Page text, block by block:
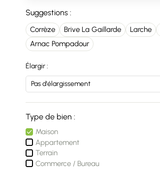
Suggestions :
Corrèze Brive La Gaillarde Larche
Arnac Pompadour
Élargir :
Type de bien :
Maison
Appartement
Terrain
Commerce / Bureau